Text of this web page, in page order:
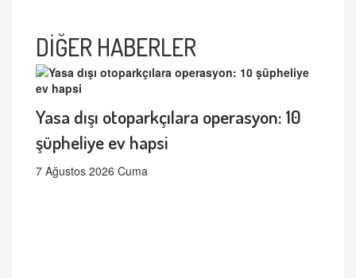
DİĞER HABERLER
Yasa dışı otoparkçılara operasyon: 10
şüpheliye ev hapsi
7 Ağustos 2026 Cuma